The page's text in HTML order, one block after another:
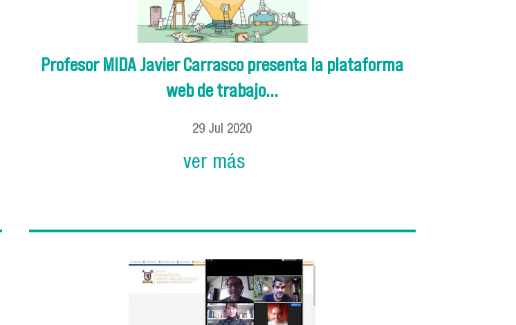
Profesor MIDA Javier Carrasco presenta la plataforma
web de trabajo...
29 Jul 2020
ver más